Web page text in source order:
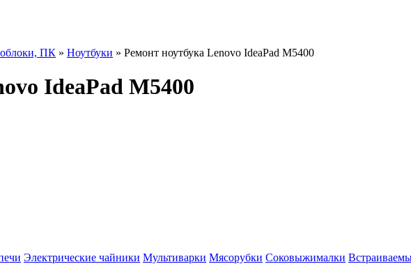
ПК » Ноутбуки » Ремонт ноутбука Lenovo IdeaPad M5400
IdeaPad M5400
Электрические чайники Мультиварки Мясорубки Соковыжималки